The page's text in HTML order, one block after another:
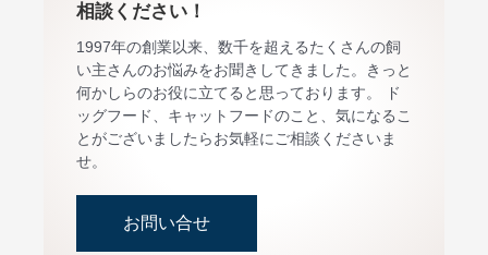
相談ください！
1997年の創業以来、数千を超えるたくさんの飼
い主さんのお悩みをお聞きしてきました。きっと
何かしらのお役に立てると思っております。 ド
ッグフード、キャットフードのこと、気になるこ
とがございましたらお気軽にご相談くださいま
せ。
お問い合せ